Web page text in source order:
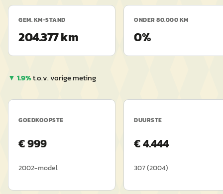
GEM. KM-STAND
204.377 km
ONDER 80.000 KM
0%
▼ 1.9%t.o.v. vorige meting
GOEDKOOPSTE
€999
2002-model
DUURSTE
€4.444
307(2004)